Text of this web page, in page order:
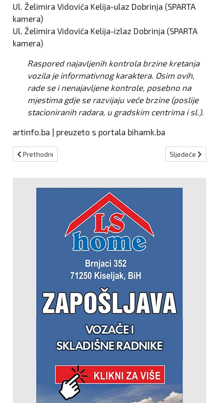
Ul. Želimira Vidovića Kelija-ulaz Dobrinja (SPARTA
kamera)
Ul. Želimira Vidovića Kelija-izlaz Dobrinja (SPARTA
kamera)
Raspored najavljenih kontrola brzine kretanja
vozila je informativnog karaktera. Osim ovih,
rade se i nenajavljene kontrole, posebno na
mjestima gdje se razvijaju veće brzine (poslije
stacioniranih radara, u gradskim centrima i sl.).
artinfo.ba | preuzeto s portala bihamk.ba
Prethodni članak: U većem dijelu Bosne i Hercegovine danas
Prethodni Sljedeći
Sljedeće